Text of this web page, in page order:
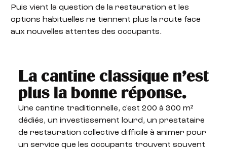
Puis vient la question de la restauration et les
options habituelles ne tiennent plus la route face
aux nouvelles attentes des occupants.
La cantine classique n'est
plus la bonne réponse.
Une cantine traditionnelle, c'est 200 à 300 m²
dédiés, un investissement lourd, un prestataire
de restauration collective difficile à animer pour
un service que les occupants trouvent souvent